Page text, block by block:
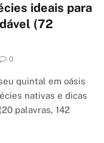
ideais para
(72
0
quintal em oásis
nativas e dicas
palavras, 142